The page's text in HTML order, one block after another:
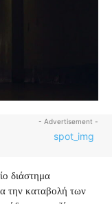
- Advertisement -
διάστημα
την καταβολή των